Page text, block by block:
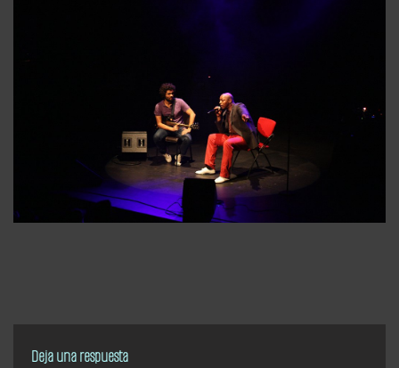
Deja una respuesta